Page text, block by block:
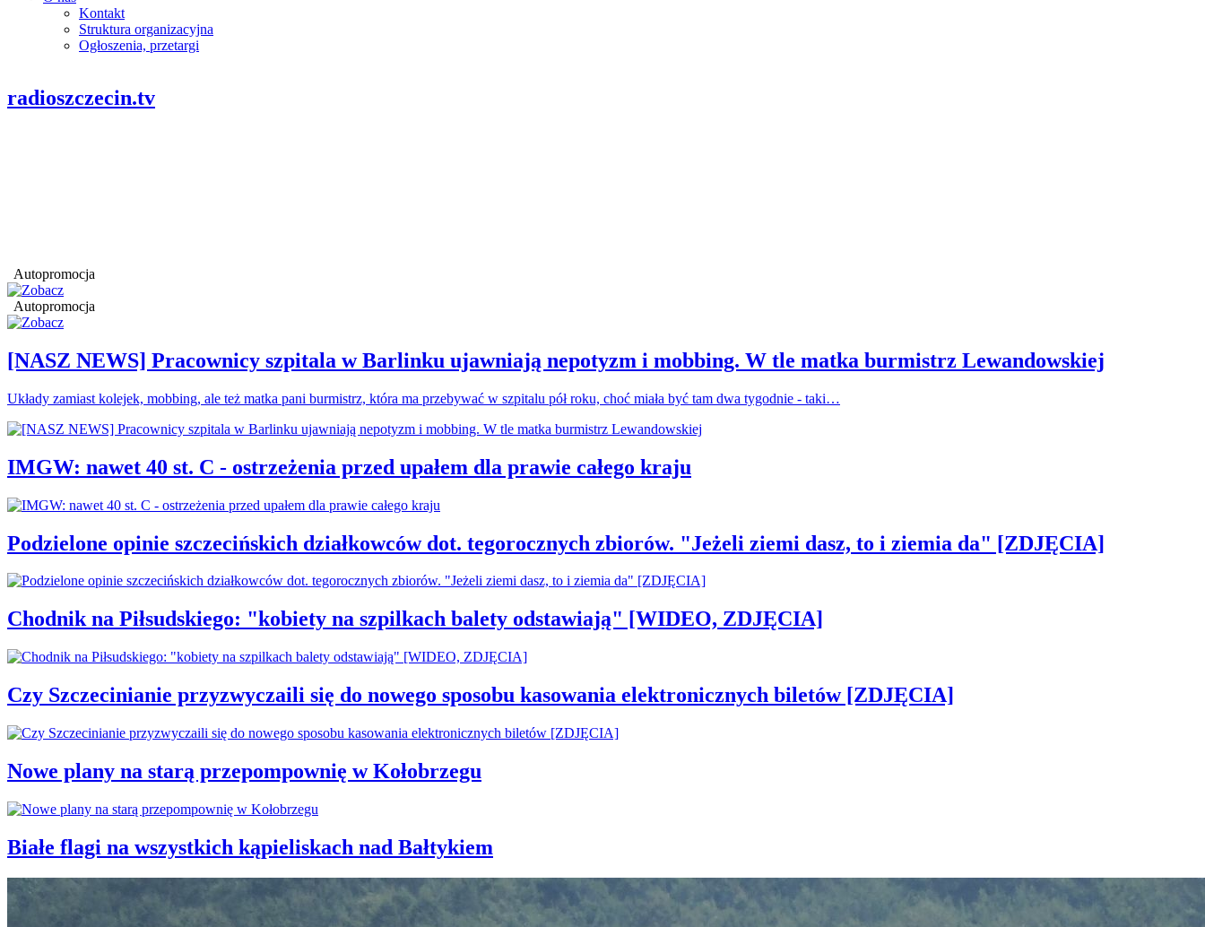
Kontakt
Struktura organizacyjna
Ogłoszenia, przetargi
radioszczecin.tv
Autopromocja
Autopromocja
[NASZ NEWS] Pracownicy szpitala w Barlinku ujawniają nepotyzm i mobbing. W tle matka burmistrz Lewandowskiej
Układy zamiast kolejek, mobbing, ale też matka pani burmistrz, która ma przebywać w szpitalu pół roku, choć miała być tam dwa tygodnie - taki…
IMGW: nawet 40 st. C - ostrzeżenia przed upałem dla prawie całego kraju
Podzielone opinie szczecińskich działkowców dot. tegorocznych zbiorów. "Jeżeli ziemi dasz, to i ziemia da" [ZDJĘCIA]
Chodnik na Piłsudskiego: "kobiety na szpilkach balety odstawiają" [WIDEO, ZDJĘCIA]
Czy Szczecinianie przyzwyczaili się do nowego sposobu kasowania elektronicznych biletów [ZDJĘCIA]
Nowe plany na starą przepompownię w Kołobrzegu
Białe flagi na wszystkich kąpieliskach nad Bałtykiem